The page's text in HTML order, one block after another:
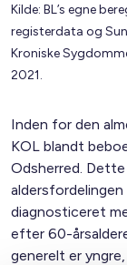
Kilde: BL’s egne
registerdata og
Kroniske
2021.
Inden for den
KOL blandt
Odsherred.
aldersfordelingen
diagnosticeret
efter 60-
generelt er